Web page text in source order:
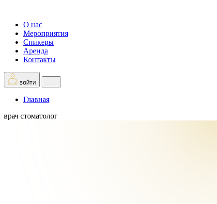
О нас
Мероприятия
Спикеры
Аренда
Контакты
войти
Главная
врач стоматолог